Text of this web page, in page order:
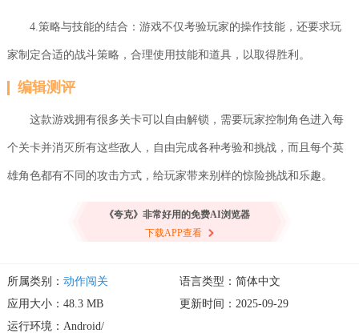
4.策略与技能的结合：游戏不仅考验玩家的操作技能，还要求玩
家制定合适的战斗策略，合理使用技能和道具，以取得胜利。
编辑测评
这款游戏拥有很多关卡可以自由解锁，需要玩家控制角色进入每
个关卡并消灭所有这些敌人，自由完成各种考验和挑战，而且每个英
雄角色都有不同的攻击方式，给玩家带来别样的惊险挑战和乐趣。
《夸克》非常好用的免费AI浏览器
下载APP查看
所属类别： 动作闯关
语言类型：简体中文
应用大小：48.3 MB
更新时间：2025-09-29
运行环境：Android/